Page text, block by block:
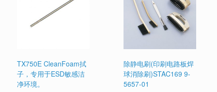
TX750E CleanFoam拭
子，专用于ESD敏感洁
净环境。
除静电刷(印刷电路板焊
球消除刷)STAC169 9-
5657-01